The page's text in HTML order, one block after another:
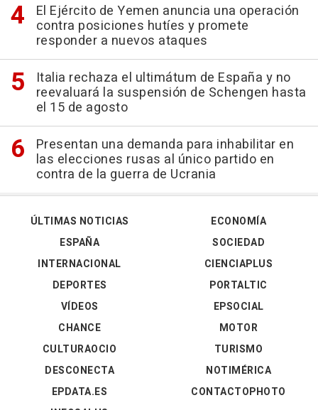
El Ejército de Yemen anuncia una operación
contra posiciones hutíes y promete
responder a nuevos ataques
Italia rechaza el ultimátum de España y no
reevaluará la suspensión de Schengen hasta
el 15 de agosto
Presentan una demanda para inhabilitar en
las elecciones rusas al único partido en
contra de la guerra de Ucrania
ÚLTIMAS NOTICIAS
ESPAÑA
INTERNACIONAL
DEPORTES
VÍDEOS
ECONOMÍA
SOCIEDAD
CIENCIAPLUS
PORTALTIC
EPSOCIAL
CHANCE
CULTURAOCIO
DESCONECTA
EPDATA.ES
MOTOR
TURISMO
NOTIMÉRICA
CONTACTOPHOTO